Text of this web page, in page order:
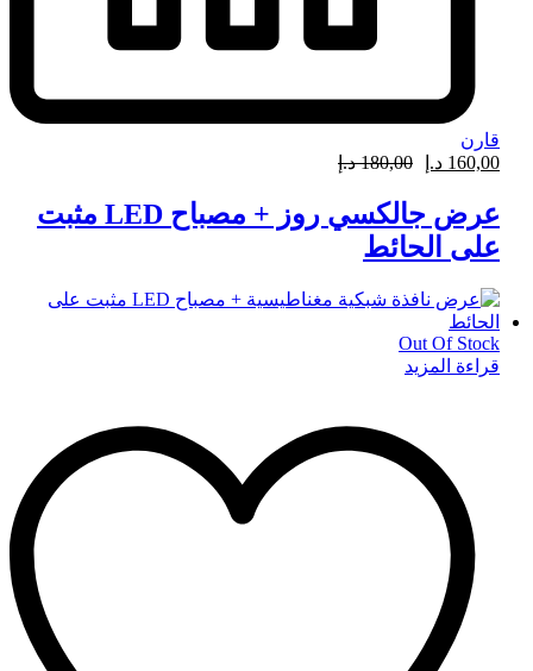
قارن
160,00 د.إ 180,00 د.إ
عرض جالكسي روز + مصباح LED مثبت
على الحائط
Out Of Stock
قراءة المزيد